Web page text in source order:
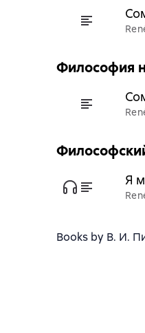
Философия
Я
Books by В. И.